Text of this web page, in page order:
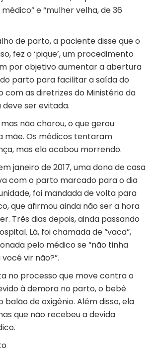
e “mulher velha, de 36
de parto, a paciente disse que o
fez o ‘pique’, um procedimento
por objetivo aumentar a abertura
parto para facilitar a saída do
com as diretrizes do Ministério da
ser evitada.
não chorou, o que gerou
mãe. Os médicos tentaram
mas ela acabou morrendo.
janeiro de 2017, uma dona de casa
com o parto marcado para o dia
foi mandada de volta para
que afirmou ainda não ser a hora
Três dias depois, ainda passando
Lá, foi chamada de “vaca”,
pelo médico se “não tinha
vir não?”.
no processo que move contra o
à demora no parto, o bebê
balão de oxigênio. Além disso, ela
que não recebeu a devida